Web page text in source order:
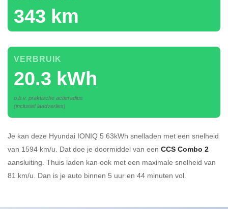
343 km
20.3 kWh
VERBRUIK
o.b.v. praktische actieradius
(inclusief laadverlies)
Je kan deze Hyundai IONIQ 5 63kWh snelladen met een snelheid
van 1594 km/u. Dat doe je doormiddel van een CCS Combo 2
aansluiting. Thuis laden kan ook met een maximale snelheid van
81 km/u. Dan is je auto binnen 5 uur en 44 minuten vol.